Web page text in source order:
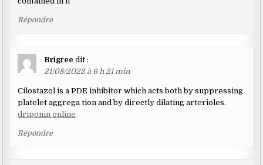
Répondre
Brigree dit :
21/08/2022 à 6 h 21 min
Cilostazol is a PDE inhibitor which acts both by suppressing
platelet aggrega tion and by directly dilating arterioles.
driponin online
Répondre